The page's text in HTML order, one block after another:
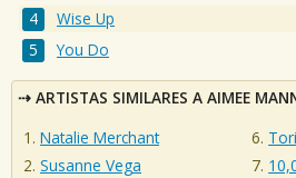
Wise Up
You Do
ARTISTAS SIMILARES A AIMEE
Natalie Merchant
Susanne Vega